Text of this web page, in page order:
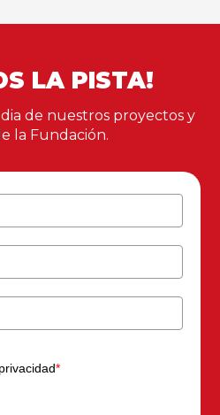
LA PISTA!
de nuestros proyectos y
la Fundación.
*